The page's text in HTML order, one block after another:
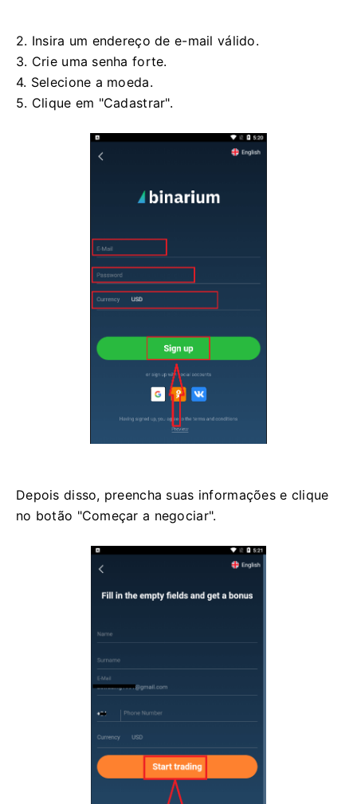
2. Insira um endereço de e-mail válido.
3. Crie uma senha forte.
4. Selecione a moeda.
5. Clique em "Cadastrar".
Depois disso, preencha suas informações e clique
no botão "Começar a negociar".